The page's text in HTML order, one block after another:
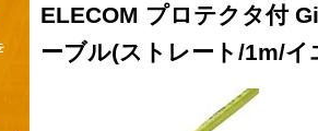
ELECOM プロテクタ付
ーブル(ストレート/1m/イ